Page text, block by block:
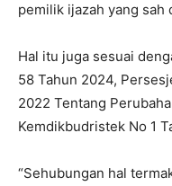
pemilik ijazah yang sah
Hal itu juga sesuai
58 Tahun 2024,
2022 Tentang
Kemdikbudristek No 1
“Sehubungan hal